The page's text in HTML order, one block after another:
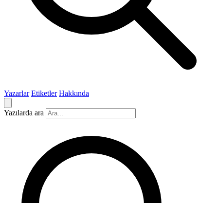
Yazarlar Etiketler Hakkında
Yazılarda ara